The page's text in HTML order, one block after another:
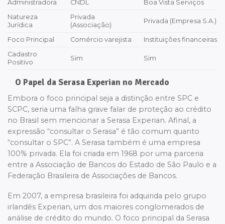
Administradora CNDL
Boa Vista Serviços
Natureza
Jurídica
Privada
(Associação)
Privada (Empresa S.A.)
Foco Principal Comércio varejista
Instituições financeiras
Cadastro
Positivo
Sim Sim
O Papel da Serasa Experian no Mercado
Embora o foco principal seja a distinção entre SPC e
SCPC, seria uma falha grave falar de proteção ao crédito
no Brasil sem mencionar a Serasa Experian. Afinal, a
expressão “consultar o Serasa” é tão comum quanto
“consultar o SPC”. A Serasa também é uma empresa
100% privada. Ela foi criada em 1968 por uma parceria
entre a Associação de Bancos do Estado de São Paulo e a
Federação Brasileira de Associações de Bancos.
Em 2007, a empresa brasileira foi adquirida pelo grupo
irlandês Experian, um dos maiores conglomerados de
análise de crédito do mundo. O foco principal da Serasa